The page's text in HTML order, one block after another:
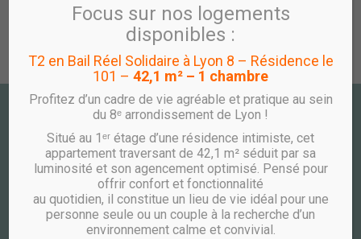
Mis à jour le 09 mars 2026
CONTACT
PÔLE COOPÉRATIF WOOPA
10 avenue des Canuts
CS 10036
69517 VAULX EN VELIN CEDEX
TÉLÉPHONE
Focus sur nos logements
disponibles :
T2 en Bail Réel Solidaire à Lyon 8 – Résidence le
101 – 42,1 m² – 1 chambre
Profitez d’un cadre de vie agréable et pratique au sein
du 8ᵉ arrondissement de Lyon !
Situé au 1ᵉʳ étage d’une résidence intimiste, cet
appartement traversant de 42,1 m² séduit par sa
luminosité et son agencement optimisé. Pensé pour
offrir confort et fonctionnalité
au quotidien, il constitue un lieu de vie idéal pour une
personne seule ou un couple à la recherche d’un
environnement calme et convivial.